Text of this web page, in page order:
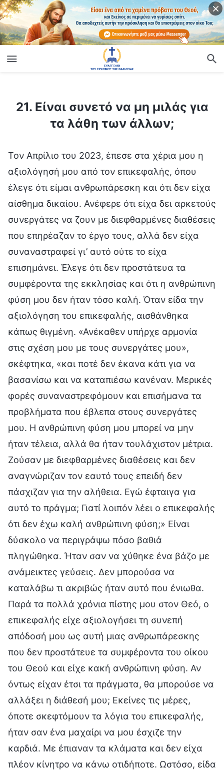
21. Είναι συνετό να μη μιλάς για τα λάθη των άλλων;
21. Είναι συνετό να μη μιλάς για
τα λάθη των άλλων;
Τον Απρίλιο του 2023, έπεσε στα χέρια μου η
αξιολόγησή μου από τον επικεφαλής, όπου
έλεγε ότι είμαι ανθρωπάρεσκη και ότι δεν είχα
αίσθημα δικαίου. Ανέφερε ότι είχα δει αρκετούς
συνεργάτες να ζουν με διεφθαρμένες διαθέσεις
που επηρέαζαν το έργο τους, αλλά δεν είχα
συναναστραφεί γι’ αυτό ούτε το είχα
επισημάνει. Έλεγε ότι δεν προστάτευα τα
συμφέροντα της εκκλησίας και ότι η ανθρώπινη
φύση μου δεν ήταν τόσο καλή. Όταν είδα την
αξιολόγηση του επικεφαλής, αισθάνθηκα
κάπως θιγμένη. «Ανέκαθεν υπήρχε αρμονία
στις σχέση μου με τους συνεργάτες μου»,
σκέφτηκα, «και ποτέ δεν έκανα κάτι για να
βασανίσω και να καταπιέσω κανέναν. Μερικές
φορές συναναστρεφόμουν και επισήμανα τα
προβλήματα που έβλεπα στους συνεργάτες
μου. Η ανθρώπινη φύση μου μπορεί να μην
ήταν τέλεια, αλλά θα ήταν τουλάχιστον μέτρια.
Ζούσαν με διεφθαρμένες διαθέσεις και δεν
αναγνώριζαν τον εαυτό τους επειδή δεν
πάσχιζαν για την αλήθεια. Εγώ έφταιγα για
αυτό το πράγμα; Γιατί λοιπόν λέει ο επικεφαλής
ότι δεν έχω καλή ανθρώπινη φύση;» Είναι
δύσκολο να περιγράψω πόσο βαθιά
πληγώθηκα. Ήταν σαν να χύθηκε ένα βάζο με
ανάμεικτες γεύσεις. Δεν μπορούσα να
καταλάβω τι ακριβώς ήταν αυτό που ένιωθα.
Παρά τα πολλά χρόνια πίστης μου στον Θεό, ο
επικεφαλής είχε αξιολογήσει τη συνεπή
απόδοσή μου ως αυτή μιας ανθρωπάρεσκης
που δεν προστάτευε τα συμφέροντα του οίκου
του Θεού και είχε κακή ανθρώπινη φύση. Αν
όντως είχαν έτσι τα πράγματα, θα μπορούσε να
αλλάξει η διάθεσή μου; Εκείνες τις μέρες,
όποτε σκεφτόμουν τα λόγια του επικεφαλής,
ήταν σαν ένα μαχαίρι να μου έσχιζε την
καρδιά. Με έπιαναν τα κλάματα και δεν είχα
πλέον κίνητρο να κάνω οτιδήποτε. Ωστόσο, είδα